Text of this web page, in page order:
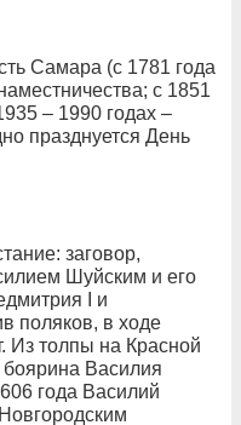
Самара (с 1781 года
с 1851
– 1990 годах –
празднуется День
заговор,
Шуйским и его
I и
поляков, в ходе
Из толпы на Красной
Василия
года Василий